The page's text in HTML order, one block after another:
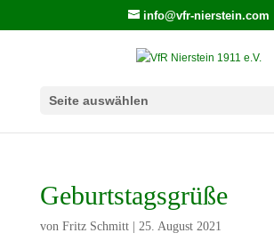
info@vfr-nierstein.com
Seite auswählen
Geburtstagsgrüße
von Fritz Schmitt| 25. August 2021